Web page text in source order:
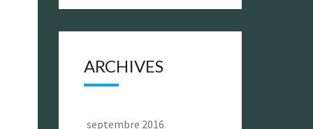
ARCHIVES
septembre 2016